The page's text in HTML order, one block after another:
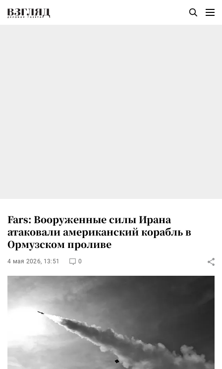
Fars: Вооруженные силы Ирана
атаковали американский корабль в
Ормузском проливе
4 мая 2026, 13:51 0